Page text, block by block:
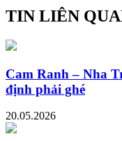
TIN LIÊN
Cam Ranh – Nha
định phải ghé
20.05.2026